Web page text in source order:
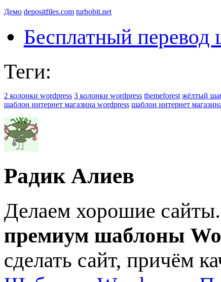
Демо depositfiles.com turbobit.net
Бесплатный перевод
Теги:
2 колонки wordpress 3 колонки wordpress themeforest жёлтый
шаблон интернет магазина wordpress шаблон интернет
Радик Алиев
Делаем хорошие
премиум шаблоны
сделать сайт, причём